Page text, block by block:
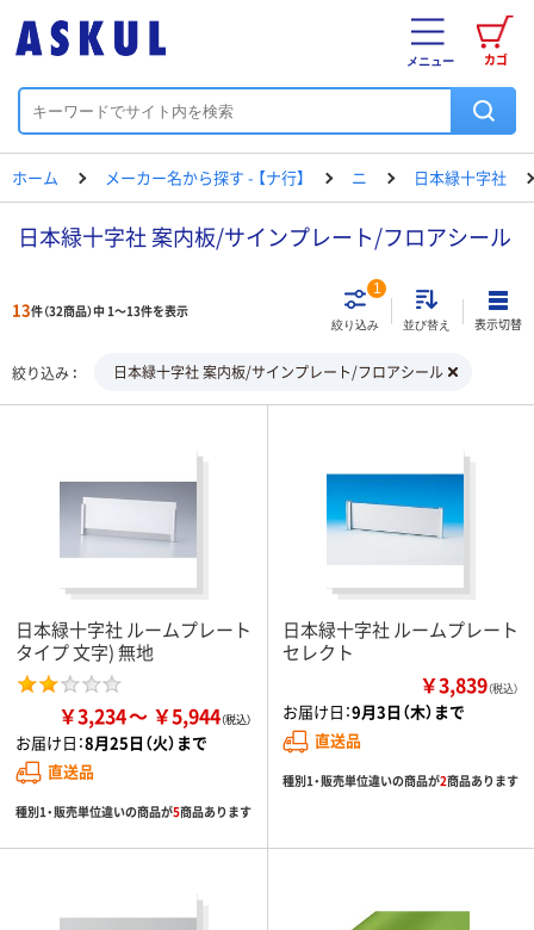
カゴ
メニュー
ホーム メーカー名から探す - 【ナ行】 ニ 日本緑十字社
日本緑十字社 案内板/サインプレート/フロアシール
13件（32商品）中 1～13件を表示
絞り込み
1
並び替え 表示切替
絞り込み 日本緑十字社 案内板/サインプレート/フロアシール
日本緑十字社 ルームプレート
タイプ 文字) 無地
￥3,234 ￥5,944
お届け日：8月25日（火）まで
直送品
種別1・販売単位違いの商品が5商品あります
日本緑十字社 ルームプレート
セレクト
￥3,839（税込）
お届け日：9月3日（木）まで
直送品
種別1・販売単位違いの商品が2商品あります